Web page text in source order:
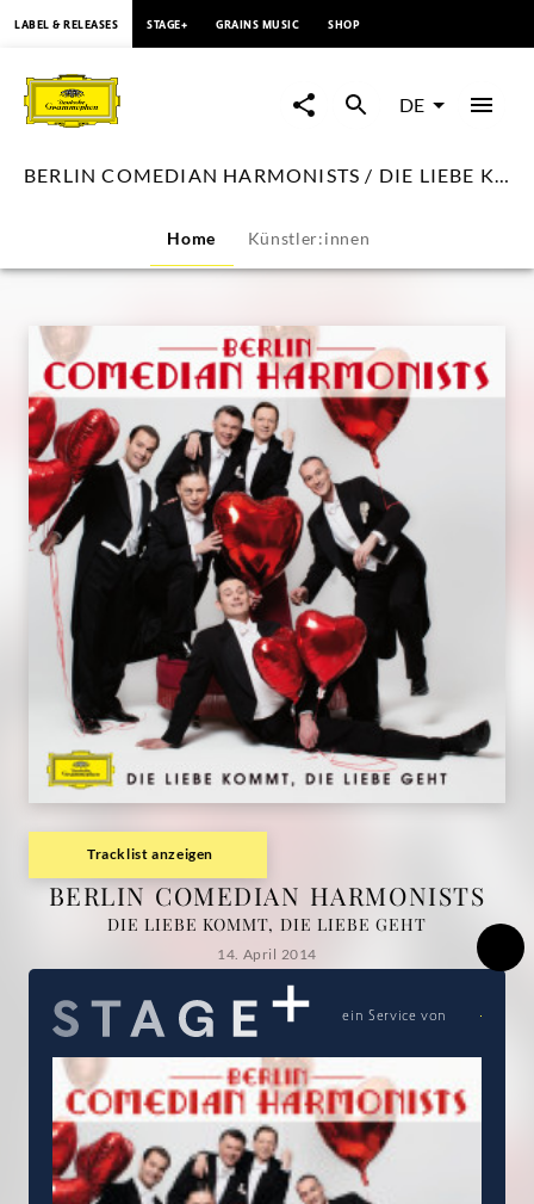
COMEDIAN
HARMONISTS
DIE
LIEBE
KOMMT
Deutsche
Grammophon
LABEL & RELEASES STAGE+ GRAINS MUSIC SHOP
DE
BERLIN COMEDIAN HARMONISTS / DIE LIEBE KOMMT ...
Home Künstler:innen
Tracklist anzeigen
BERLIN COMEDIAN HARMONISTS
DIE LIEBE KOMMT, DIE LIEBE GEHT
14. April 2014
ein Service von